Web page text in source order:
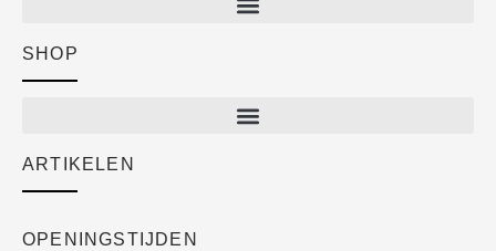
Academy
SHOP
ARTIKELEN
OPENINGSTIJDEN